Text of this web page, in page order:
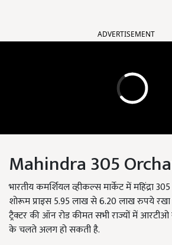
ADVERTISEMENT
Mahindra 305
भारतीय कमर्शियल व्हीकल्स मार्केट में महिंद्रा
शोरूम प्राइस 5.95 लाख से 6.20 लाख रुपये रखा
ट्रैक्टर की ऑन रोड कीमत सभी राज्यों में
के चलते अलग हो सकती है.